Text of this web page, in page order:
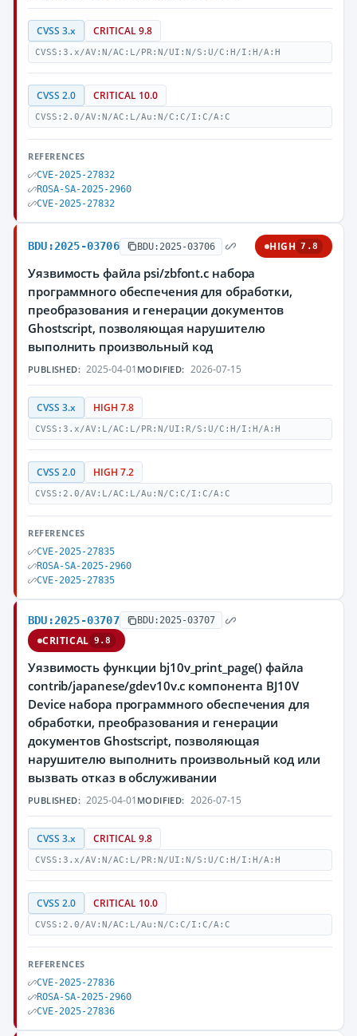
CVSS 3.x CRITICAL 9.8
CVSS:3.x/AV:N/AC:L/PR:N/UI:N/S:U/C:H/I:H/A:H
CVSS 2.0 CRITICAL 10.0
CVSS:2.0/AV:N/AC:L/Au:N/C:C/I:C/A:C
REFERENCES
CVE-2025-27832
ROSA-SA-2025-2960
CVE-2025-27832
BDU:2025-03706 BDU:2025-03706 HIGH 7.8
Уязвимость файла psi/zbfont.c набора
программного обеспечения для обработки,
преобразования и генерации документов
Ghostscript, позволяющая нарушителю
выполнить произвольный код
PUBLISHED: 2025-04-01 MODIFIED: 2026-07-15
CVSS 3.x HIGH 7.8
CVSS:3.x/AV:L/AC:L/PR:N/UI:R/S:U/C:H/I:H/A:H
CVSS 2.0 HIGH 7.2
CVSS:2.0/AV:L/AC:L/Au:N/C:C/I:C/A:C
REFERENCES
CVE-2025-27835
ROSA-SA-2025-2960
CVE-2025-27835
BDU:2025-03707 BDU:2025-03707
CRITICAL 9.8
Уязвимость функции bj10v_print_page() файла
contrib/japanese/gdev10v.c компонента BJ10V
Device набора программного обеспечения для
обработки, преобразования и генерации
документов Ghostscript, позволяющая
нарушителю выполнить произвольный код или
вызвать отказ в обслуживании
PUBLISHED: 2025-04-01 MODIFIED: 2026-07-15
CVSS 3.x CRITICAL 9.8
CVSS:3.x/AV:N/AC:L/PR:N/UI:N/S:U/C:H/I:H/A:H
CVSS 2.0 CRITICAL 10.0
CVSS:2.0/AV:N/AC:L/Au:N/C:C/I:C/A:C
REFERENCES
CVE-2025-27836
ROSA-SA-2025-2960
CVE-2025-27836